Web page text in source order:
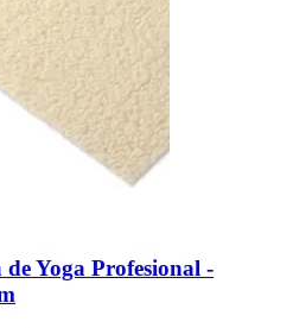
Yoga Profesional -​